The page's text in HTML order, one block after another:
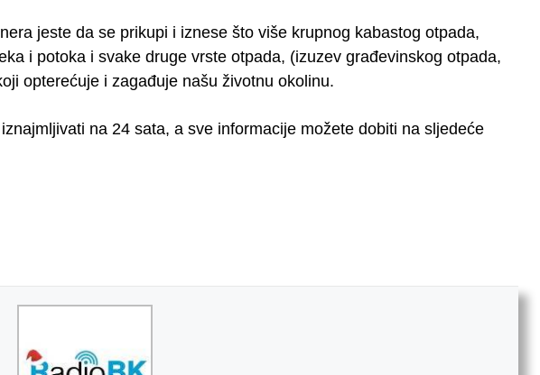
jeste da se prikupi i iznese što više krupnog kabastog otpada,
i potoka i svake druge vrste otpada, (izuzev građevinskog otpada,
opterećuje i zagađuje našu životnu okolinu.
na 24 sata, a sve informacije možete dobiti na sljedeće